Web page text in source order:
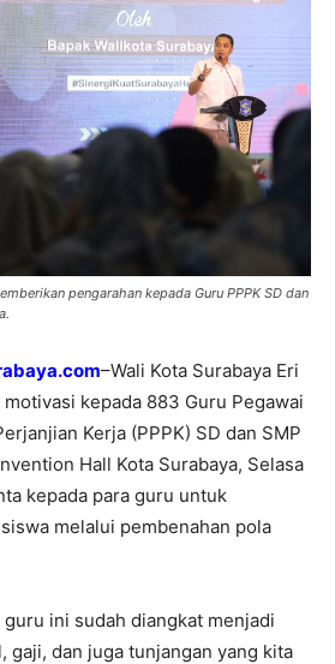
pengarahan kepada Guru PPPK SD dan
–Wali Kota Surabaya Eri
kepada 883 Guru Pegawai
Kerja (PPPK) SD dan SMP
Hall Kota Surabaya, Selasa
kepada para guru untuk
melalui pembenahan pola
ini sudah diangkat menjadi
gaji, dan juga tunjangan yang kita